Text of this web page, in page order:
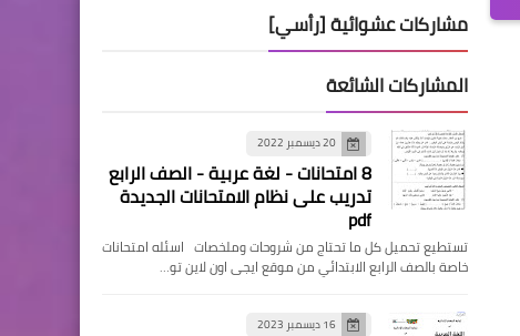
مشاركات عشوائية [رأسي]
المشاركات الشائعة
20 ديسمبر 2022
8 امتحانات - لغة عربية - الصف الرابع
تدريب على نظام الامتحانات الجديدة
pdf
تستطيع تحميل كل ما تحتاج من شروحات وملخصات اسئله امتحانات
خاصة بالصف الرابع الابتدائي من موقع ايجى اون لاين تو…
16 ديسمبر 2023